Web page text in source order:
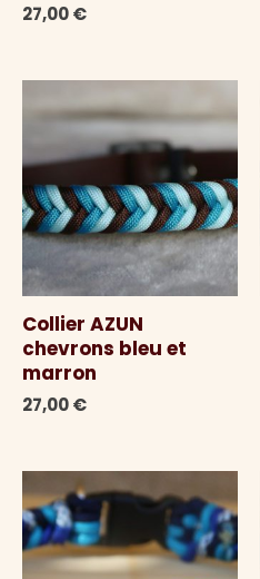
27,00€
Collier AZUN
chevrons bleu et
marron
27,00€